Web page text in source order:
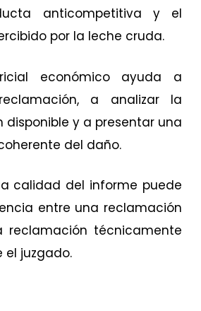
anticompetitiva y el
por la leche cruda.
económico ayuda a
a analizar la
y a presentar una
del daño.
calidad del informe puede
entre una reclamación
reclamación técnicamente
juzgado.